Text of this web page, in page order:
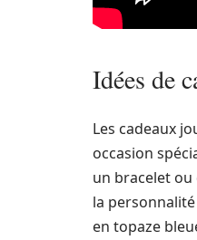
Idées de
Les cadeaux
occasion
un bracelet ou
la
en topaze